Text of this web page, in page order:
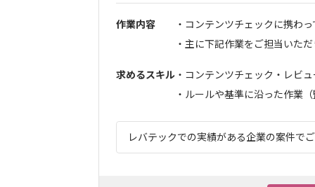
作業内容
・コンテンツチェックに携わ
・主に下記作業をご担当いただ
求めるスキル ・コンテンツチェック・レビ
・ルールや基準に沿った作業（
レバテックでの実績がある企業の案件で